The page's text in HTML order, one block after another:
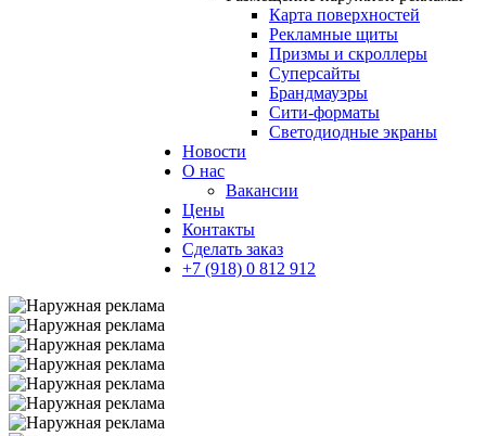
Карта поверхностей
Рекламные щиты
Призмы и скроллеры
Суперсайты
Брандмауэры
Сити-форматы
Светодиодные экраны
Новости
О нас
Вакансии
Цены
Контакты
Сделать заказ
+7 (918) 0 812 912